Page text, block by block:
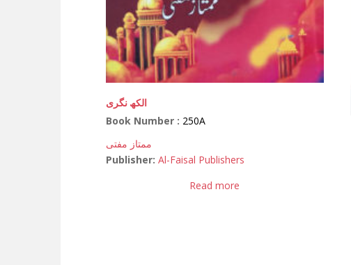
الکھ نگری
Book Number : 250A
ممتاز مفتی
Publisher: Al-Faisal Publishers
Read more